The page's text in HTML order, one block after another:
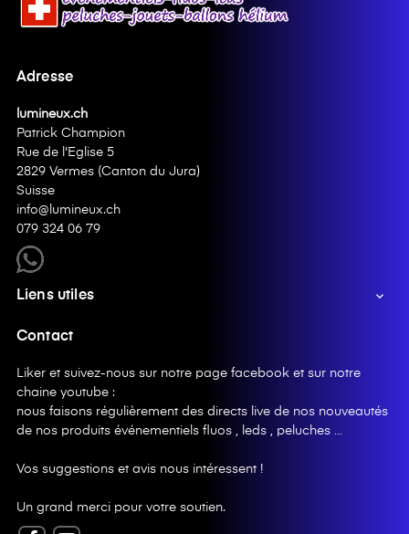
Adresse
lumineux.ch
Patrick Champion
Rue de l'Eglise 5
2829 Vermes (Canton du Jura)
Suisse
info@lumineux.ch
079 324 06 79
Liens utiles 
Contact
Liker et suivez-nous sur notre page facebook et sur notre
chaine youtube :
nous faisons régulièrement des directs live de nos nouveautés
de nos produits événementiels fluos , leds , peluches …
Vos suggestions et avis nous intéressent !
Un grand merci pour votre soutien.